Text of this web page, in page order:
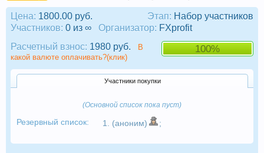
Этап: Набор участников
Цена: 1800.00 руб.
Участников: 0 из ∞ Организатор: FXprofit
100%
Расчетный взнос: 1980 руб.
В
какой валюте оплачивать?(клик)
Участники покупки
(Основной список пока пуст)
Резервный список: 1. (аноним) ;